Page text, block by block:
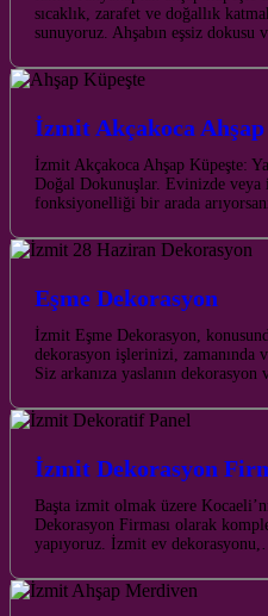
sıcaklık, zarafet ve doğallık
sunuyoruz. Ahşabın eşsiz dokusu
İzmit Akçakoca
İzmit Akçakoca Ahşap Küpeşte:
Doğal Dokunuşlar. Evinizde veya
fonksiyonelliği bir arada
Eşme Dekorasyon
İzmit Eşme Dekorasyon,
dekorasyon işlerinizi, zamanında
Siz arkanıza yaslanın dekorasyon
İzmit Dekorasyon
Başta izmit olmak üzere
Dekorasyon Firması olarak
yapıyoruz. İzmit ev dekorasyonu,…